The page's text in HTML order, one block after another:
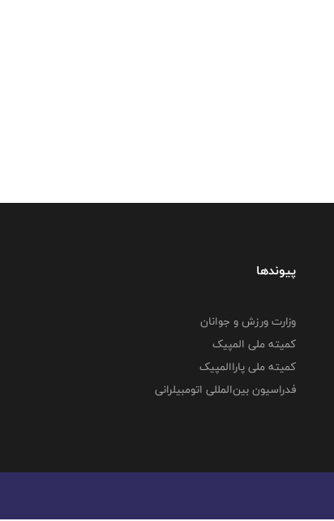
پیوندها
وزارت ورزش و جوانان
کمیته ملی المپیک
کمیته ملی پاراالمپیک
فدراسیون بین‌المللی اتومبیلرانی